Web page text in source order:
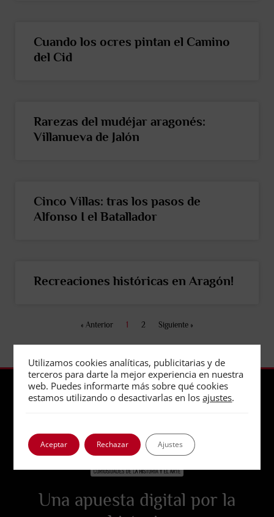
Cuando los ocres pintan el Camino
del Cid
Rarezas del mudéjar aragonés:
Villanueva de Jalón
Cinco Villas: tras los pasos de
Alfonso I el Batallador
Recreaciones históricas en Aragón!
« Anterior 1 2 Siguiente »
Una apuesta digital por la
Utilizamos cookies analíticas, publicitarias y de
terceros para darte la mejor experiencia en nuestra
web. Puedes informarte más sobre qué cookies
estamos utilizando o desactivarlas en losajustes.
Aceptar Rechazar Ajustes